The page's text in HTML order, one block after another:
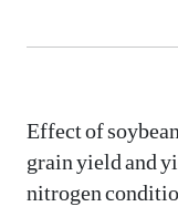
Effect of
grain yield and
nitrogen